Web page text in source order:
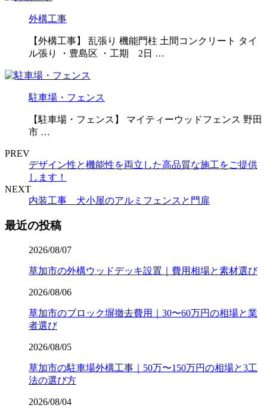
外構工事
【外構工事】 乱張り 機能門柱 土間コンクリート タイ
ル張り ・豊島区 ・工期 2日 …
駐車場・フェンス
【駐車場・フェンス】 マイティーウッドフェンス 野田
市 …
PREV
デザイン性と機能性を両立した高品質な施工をご提供
します！
NEXT
内装工事 犬小屋のアルミフェンスと門扉
最近の投稿
2026/08/07
草加市の外構ウッドデッキ設置｜費用相場と素材選び
2026/08/06
草加市のブロック塀撤去費用｜30〜60万円の相場と業
者選び
2026/08/05
草加市の駐車場外構工事｜50万〜150万円の相場と3工
法の選び方
2026/08/04